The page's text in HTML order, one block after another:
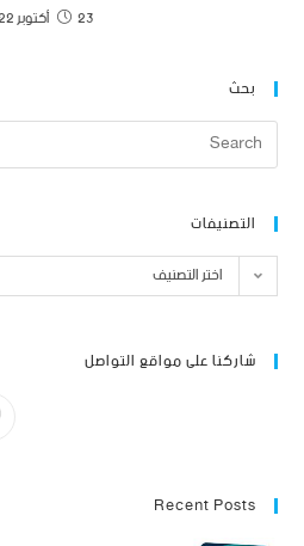
23 أكتوبر 2022
بحث
التصنيفات
اختر التصنيف
شاركنا على مواقع التواصل
Recent Posts